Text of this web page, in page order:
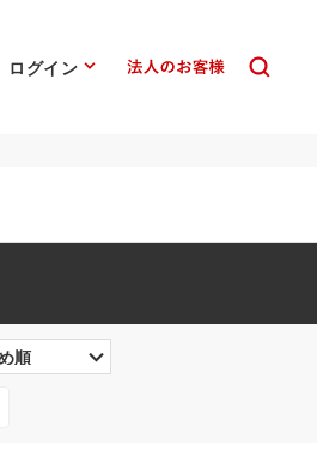
ログイン